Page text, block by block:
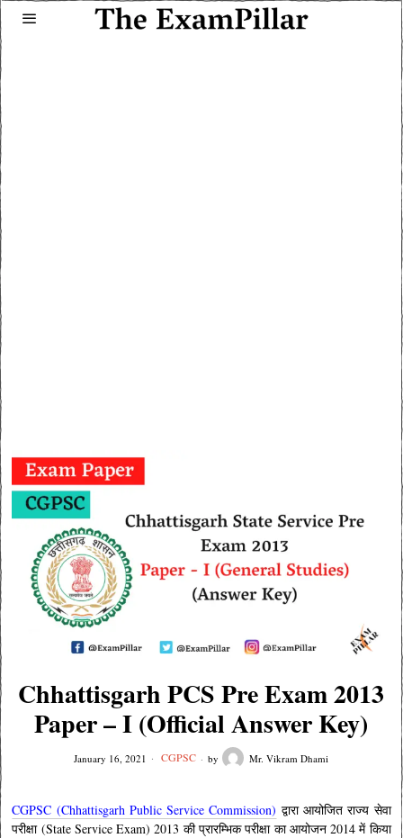
Chhattisgarh PCS Pre Exam 2013
Paper – I (Official Answer Key)
January 16, 2021 CGPSC by Mr. Vikram Dhami
CGPSC (Chhattisgarh Public Service Commission) द्वारा आयोजित राज्य सेवा
परीक्षा (State Service Exam) 2013 की प्रारम्भिक परीक्षा का आयोजन 2014 में किया